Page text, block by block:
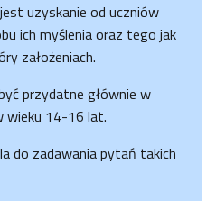
uzyskanie od uczniów
ich myślenia oraz tego jak
założeniach.
przydatne głównie w
wieku 14-16 lat.
do zadawania pytań takich